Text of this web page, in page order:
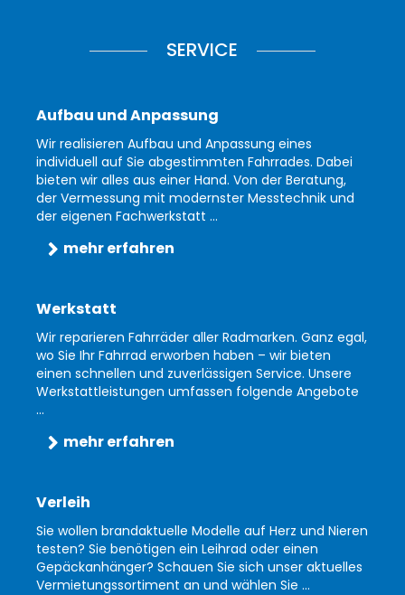
SERVICE
Aufbau und Anpassung
Wir realisieren Aufbau und Anpassung eines
individuell auf Sie abgestimmten Fahrrades. Dabei
bieten wir alles aus einer Hand. Von der Beratung,
der Vermessung mit modernster Messtechnik und
der eigenen Fachwerkstatt ...
mehr erfahren
Werkstatt
Wir reparieren Fahrräder aller Radmarken. Ganz egal,
wo Sie Ihr Fahrrad erworben haben – wir bieten
einen schnellen und zuverlässigen Service. Unsere
Werkstattleistungen umfassen folgende Angebote
...
mehr erfahren
Verleih
Sie wollen brandaktuelle Modelle auf Herz und Nieren
testen? Sie benötigen ein Leihrad oder einen
Gepäckanhänger? Schauen Sie sich unser aktuelles
Vermietungssortiment an und wählen Sie ...